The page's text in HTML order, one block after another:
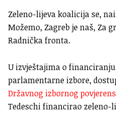
Zeleno-lijeva koalicija se,
Možemo, Zagreb je naš, Za
Radnička fronta.
U izvještajima o
parlamentarne izbore,
Državnog izbornog
Tedeschi financirao zeleno-